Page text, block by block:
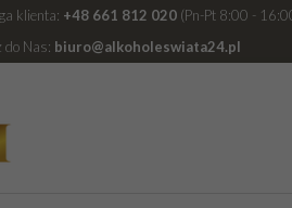
klienta: +48 661 812 020 (Pn-Pt 8:00 -
do Nas: biuro@alkoholeswiata24.pl